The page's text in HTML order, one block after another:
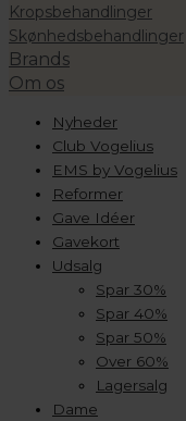
Kropsbehandlinger
Skønhedsbehandlinger
Brands
Om os
Nyheder
Club Vogelius
EMS by Vogelius
Reformer
Gave Idéer
Gavekort
Udsalg
Spar 30%
Spar 40%
Spar 50%
Over 60%
Lagersalg
Dame